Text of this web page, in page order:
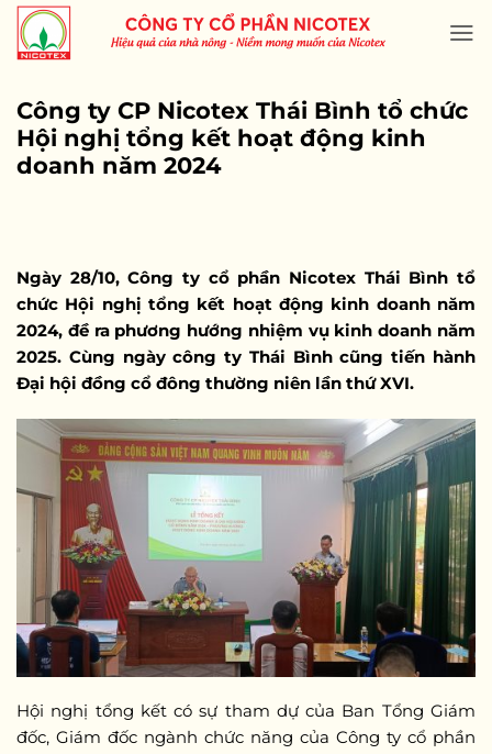
Skip
content
Công ty CP Nicotex Thái Bình tổ chức
Hội nghị tổng kết hoạt động kinh
doanh năm 2024
Ngày 28/10, Công ty cổ phần Nicotex Thái Bình tổ
chức Hội nghị tổng kết hoạt động kinh doanh năm
2024, đề ra phương hướng nhiệm vụ kinh doanh năm
2025. Cùng ngày công ty Thái Bình cũng tiến hành
Đại hội đồng cổ đông thường niên lần thứ XVI.
Hội nghị tổng kếtcó sự tham dự của Ban Tổng Giám
đốc, Giám đốc ngành chức năng của Công ty cổ phần